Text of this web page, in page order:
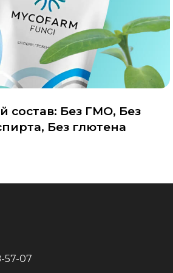
состав: Без ГМО, Без
Без глютена
57-07